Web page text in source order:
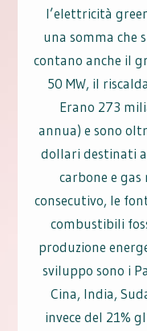
l’elettricità
una somma che
contano anche il
50 MW, il
Erano 273
annua) e sono
dollari destinati
carbone e
consecutivo, le
combustibili
produzione
sviluppo sono i
Cina, India,
invece del 21%